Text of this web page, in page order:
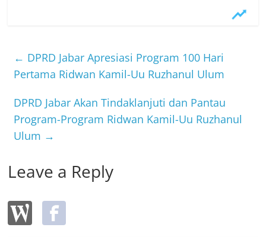
b
o
o
k
← DPRD Jabar Apresiasi Program 100 Hari
Pertama Ridwan Kamil-Uu Ruzhanul Ulum
DPRD Jabar Akan Tindaklanjuti dan Pantau
Program-Program Ridwan Kamil-Uu Ruzhanul
Ulum →
Leave a Reply